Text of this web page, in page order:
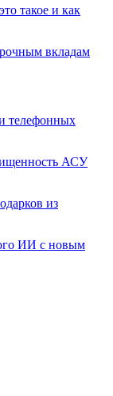
такое и как
вкладам
телефонных
АСУ
из
ИИ с новым